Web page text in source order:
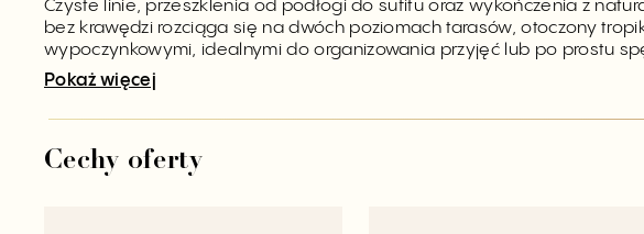
Czyste linie, przeszklenia od podłogi do sufitu oraz wykończenia z
bez krawędzi rozciąga się na dwóch poziomach tarasów, otoczony
wypoczynkowymi, idealnymi do organizowania przyjęć lub po prostu
Pokaż więcej
Cechy oferty